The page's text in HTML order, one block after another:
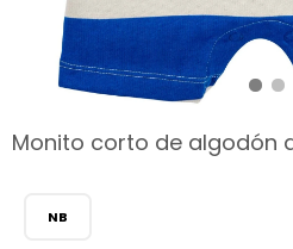
Monito corto de algodón
NB